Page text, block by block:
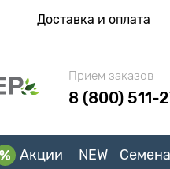
Доставка и оплата
Прием заказов
8 (800) 511-
Акции NEW Семена